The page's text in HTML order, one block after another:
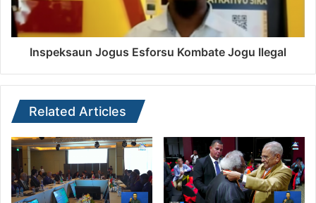
Inspeksaun Jogus Esforsu Kombate Jogu Ilegal
Related Articles